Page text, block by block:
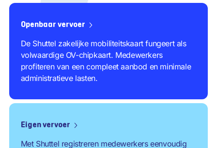
Openbaar vervoer
De Shuttel zakelijke mobiliteitskaart fungeert als
volwaardige OV-chipkaart. Medewerkers
profiteren van een compleet aanbod en minimale
administratieve lasten.
Eigen vervoer
Met Shuttel registreren medewerkers eenvoudig